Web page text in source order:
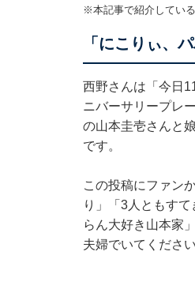
※本記事で紹介してい
「にこりぃ、
西野さんは「今日
ニバーサリープレ
の山本圭壱さんと
です。
この投稿にファン
り」「3人ともす
らん大好き山本家
夫婦でいてくださ